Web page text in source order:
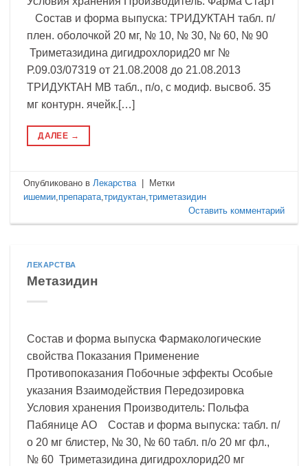
Состав и форма выпуска: ТРИДУКТАН табл. п/
плен. оболочкой 20 мг, № 10, № 30, № 60, № 90
Триметазидина дигидрохлорид20 мг №
Р.09.03/07319 от 21.08.2008 до 21.08.2013
ТРИДУКТАН МВ табл., п/о, с модиф. высвоб. 35
мг контурн. ячейк.[…]
ДАЛЕЕ →
Опубликовано в Лекарства | Метки
ишемии препарата ,тридуктан ,триметазидин
Оставить комментарий
ЛЕКАРСТВА
Метазидин
Состав и форма выпуска Фармакологические
свойства Показания Применение
Противопоказания Побочные эффекты Особые
указания Взаимодействия Передозировка
Условия хранения Производитель: Польфа
Пабянице АО Состав и форма выпуска: табл. п/
о 20 мг блистер, № 30, № 60 табл. п/о 20 мг фл.,
№ 60 Триметазидина дигидрохлорид20 мг